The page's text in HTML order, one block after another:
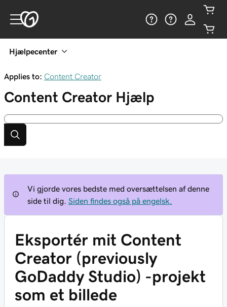
Hjælpecenter
Applies to: Content Creator
Content Creator Hjælp
Vi gjorde vores bedste med oversættelsen af denne
side til dig.
Siden findes også på engelsk.
Eksportér mit Content
Creator (previously
GoDaddy Studio) -projekt
som et billede